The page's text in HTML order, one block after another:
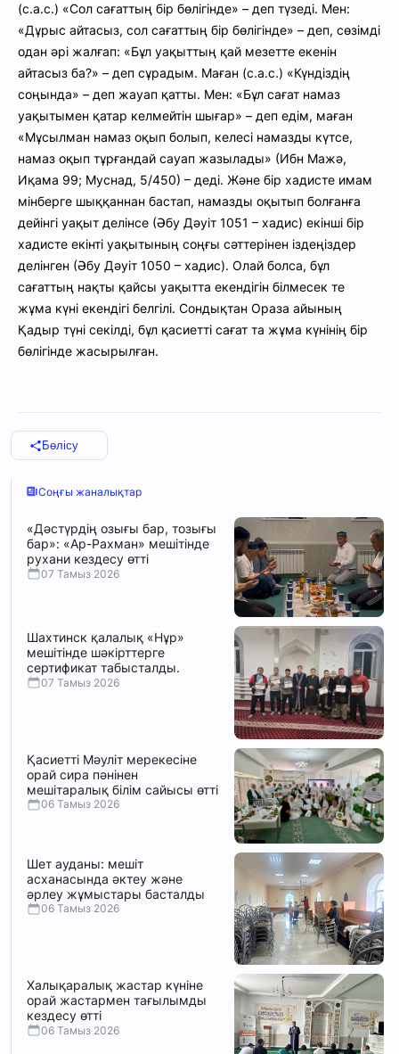
(с.а.с.) «Сол сағаттың бір бөлігінде» – деп түзеді. Мен:
«Дұрыс айтасыз, сол сағаттың бір бөлігінде» – деп, сөзімді
одан әрі жалғап: «Бұл уақыттың қай мезетте екенін
айтасыз ба?» – деп сұрадым. Маған (с.а.с.) «Күндіздің
соңында» – деп жауап қатты. Мен: «Бұл сағат намаз
уақытымен қатар келмейтін шығар» – деп едім, маған
«Мұсылман намаз оқып болып, келесі намазды күтсе,
намаз оқып тұрғандай сауап жазылады» (Ибн Мажә,
Иқама 99; Муснад, 5/450) – деді. Және бір хадисте имам
мінберге шыққаннан бастап, намазды оқытып болғанға
дейінгі уақыт делінсе (Әбу Дәуіт 1051 – хадис) екінші бір
хадисте екінті уақытының соңғы сәттерінен іздеңіздер
делінген (Әбу Дәуіт 1050 – хадис). Олай болса, бұл
сағаттың нақты қайсы уақытта екендігін білмесек те
жұма күні екендігі белгілі. Сондықтан Ораза айының
Қадыр түні секілді, бұл қасиетті сағат та жұма күнінің бір
бөлігінде жасырылған.
Бөлісу
Соңғы жаналықтар
«Дәстүрдің озығы бар, тозығы
бар»: «Ар-Рахман» мешітінде
рухани кездесу өтті
07 Тамыз 2026
Шахтинск қалалық «Нұр»
мешітінде шәкірттерге
сертификат табысталды.
07 Тамыз 2026
Қасиетті Мәуліт мерекесіне
орай сира пәнінен
мешітаралық білім сайысы өтті
06 Тамыз 2026
Шет ауданы: мешіт
асханасында әктеу және
әрлеу жұмыстары басталды
06 Тамыз 2026
Халықаралық жастар күніне
орай жастармен тағылымды
кездесу өтті
06 Тамыз 2026